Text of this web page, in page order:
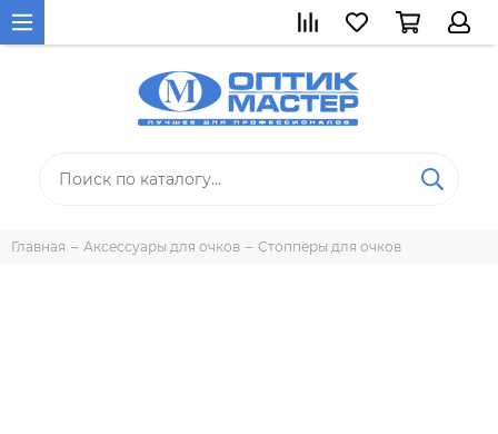
Главная Аксессуары для очков Стопперы для очков